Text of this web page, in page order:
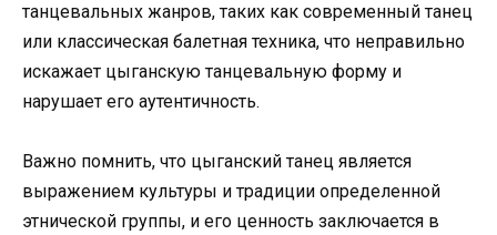
танцевальных жанров, таких как современный танец
или классическая балетная техника, что неправильно
искажает цыганскую танцевальную форму и
нарушает его аутентичность.
Важно помнить, что цыганский танец является
выражением культуры и традиции определенной
этнической группы, и его ценность заключается в